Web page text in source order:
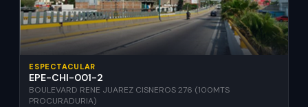
ESPECTACULAR
EPE-CHI-001-2
BOULEVARD RENE JUAREZ CISNEROS 276 (100MTS
PROCURADURIA)